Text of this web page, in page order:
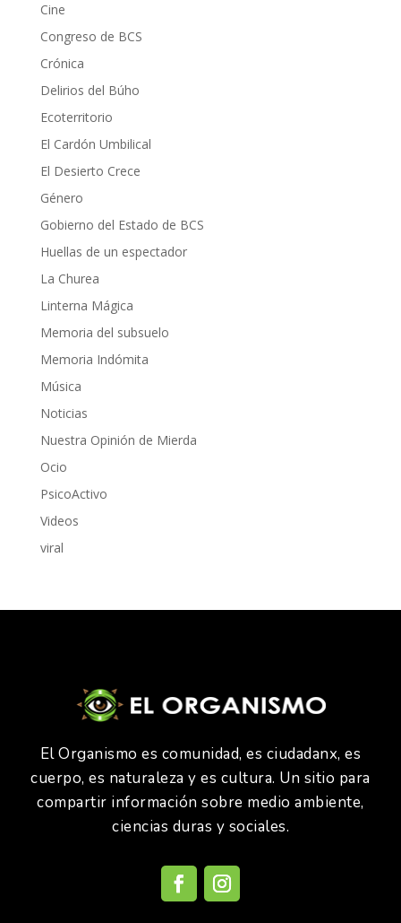
Cine
Congreso de BCS
Crónica
Delirios del Búho
Ecoterritorio
El Cardón Umbilical
El Desierto Crece
Género
Gobierno del Estado de BCS
Huellas de un espectador
La Churea
Linterna Mágica
Memoria del subsuelo
Memoria Indómita
Música
Noticias
Nuestra Opinión de Mierda
Ocio
PsicoActivo
Videos
viral
El Organismo es comunidad, es ciudadanx, es
cuerpo, es naturaleza y es cultura. Un sitio para
compartir información sobre medio ambiente,
ciencias duras y sociales.